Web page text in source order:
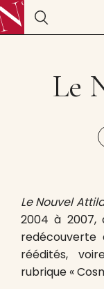
Le
Le Nouvel
2004 à 2007,
redécouverte
réédités,
rubrique «